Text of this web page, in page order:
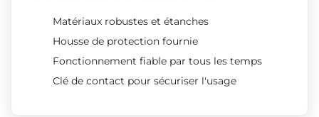
Matériaux robustes et étanches
Housse de protection fournie
Fonctionnement fiable par tous les temps
Clé de contact pour sécuriser l'usage